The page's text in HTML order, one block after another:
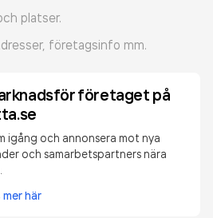
platser.
företagsinfo mm.
företaget på
igång och annonsera mot nya
och samarbetspartners nära
mer här